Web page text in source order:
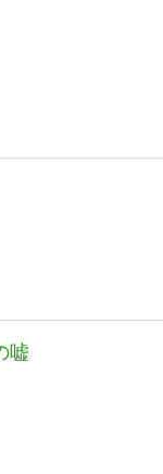
嘘